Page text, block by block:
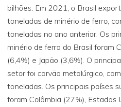
bilhões. Em 2021, o Brasil
toneladas de minério de ferro,
toneladas no ano anterior. Os
minério de ferro do Brasil foram
(6,4%) e Japão (3,6%). O
setor foi carvão metalúrgico,
toneladas. Os principais países
foram Colômbia (27%), Estados